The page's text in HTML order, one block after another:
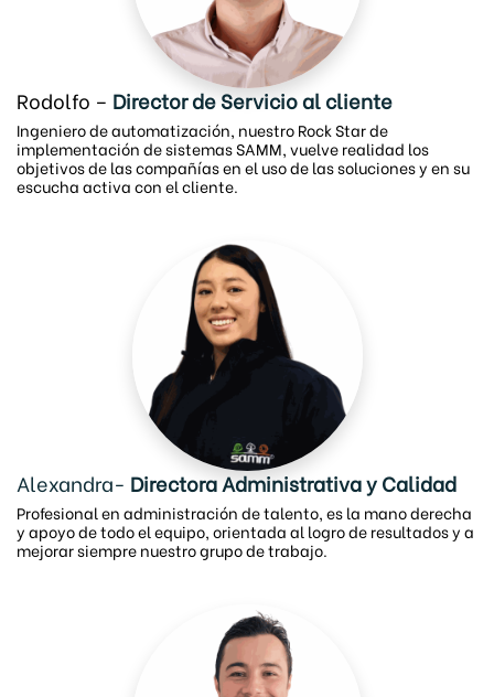
Rodolfo – Director de Servicio al cliente
Ingeniero de automatización, nuestro Rock Star de
implementación de sistemas SAMM, vuelve realidad los
objetivos de las compañías en el uso de las soluciones y en su
escucha activa con el cliente.
Alexandra- Directora Administrativa y Calidad
Profesional en administración de talento, es la mano derecha
y apoyo de todo el equipo, orientada al logro de resultados y a
mejorar siempre nuestro grupo de trabajo.